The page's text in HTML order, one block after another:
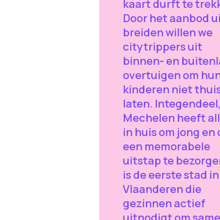
kaart durft te
Door het aanbod
breiden willen we
citytrippers uit
binnen- en
overtuigen om
kinderen niet
laten.
Mechelen heeft
in huis om jong en
een memorabele
uitstap te
is de eerste stad in
Vlaanderen die
gezinnen actief